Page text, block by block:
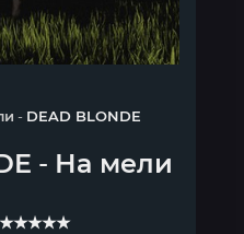
- DEAD BLONDE
- На мели